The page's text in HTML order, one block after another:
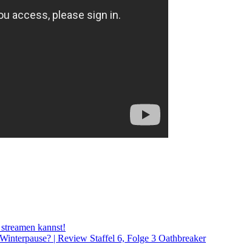
kannst!
| Review Staffel 6, Folge 3 Oathbreaker